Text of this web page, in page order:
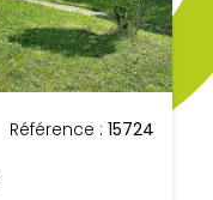
Référence :15724